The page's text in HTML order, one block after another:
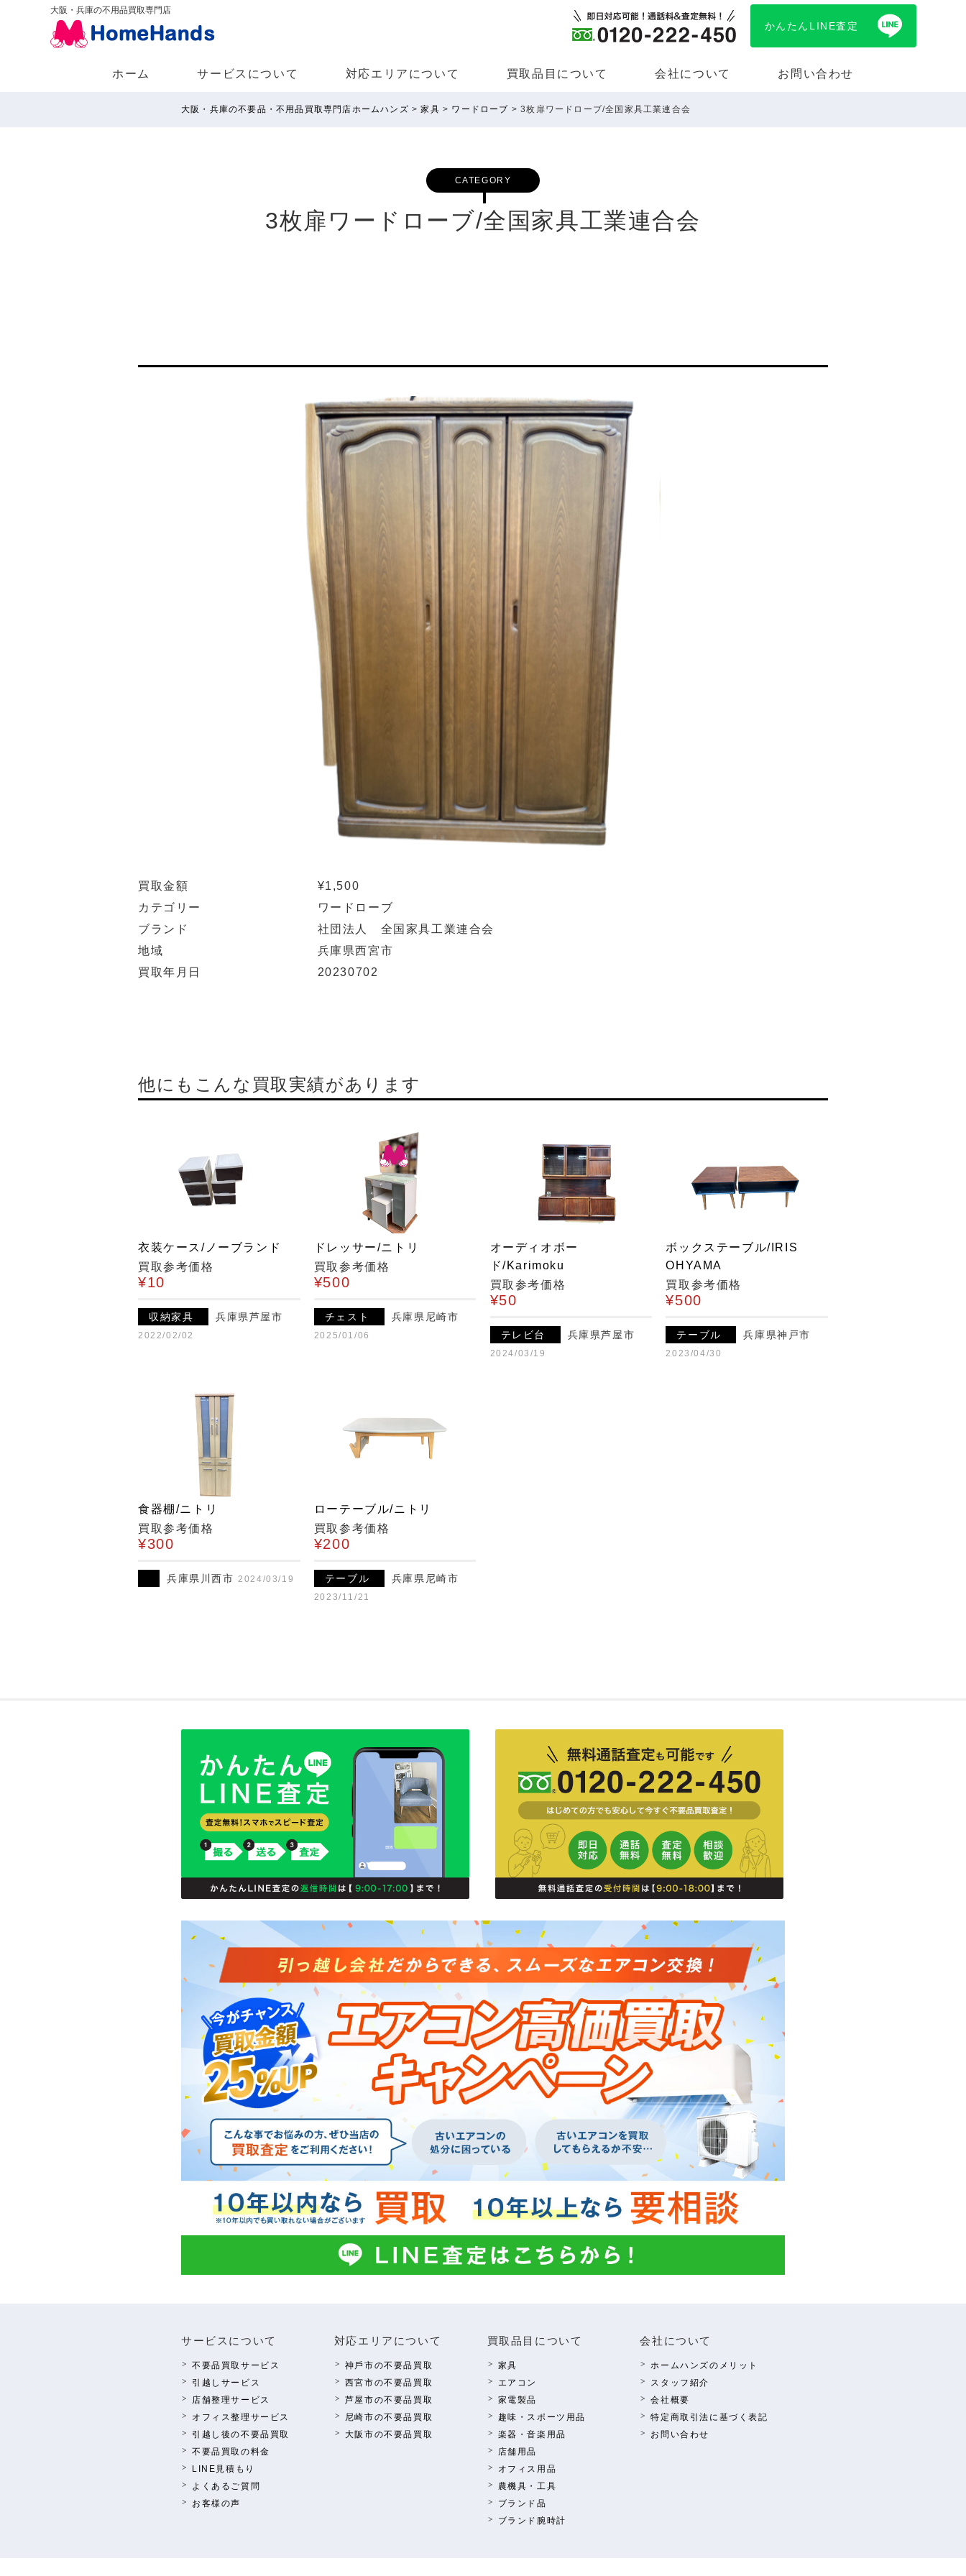
大阪・兵庫の不用品買取専門店
かんたんLINE査定
ホーム サービスについて 対応エリアについて 買取品⽬について 会社について お問い合わせ
大阪・兵庫の不要品・不用品買取専門店ホームハンズ >家具 > ワードローブ >3枚扉ワードローブ/全国家具工業連合会
CATEGORY
3枚扉ワードローブ/全国家具工業連合会
買取金額
¥1,500
カテゴリー
ワードローブ
ブランド
社団法人 全国家具工業連合会
地域
兵庫県西宮市
買取年月日
20230702
他にもこんな買取実績があります
衣装ケース/ノーブランド
買取参考価格
¥10
収納家具 兵庫県芦屋市
2022/02/02
ドレッサー/ニトリ
買取参考価格
¥500
チェスト 兵庫県尼崎市
2025/01/06
オーディオボー
ド/Karimoku
買取参考価格
¥50
テレビ台 兵庫県芦屋市
2024/03/19
ボックステーブル/IRIS
OHYAMA
買取参考価格
¥500
テーブル 兵庫県神戸市
2023/04/30
食器棚/ニトリ
買取参考価格
¥300
兵庫県川西市 2024/03/19
ローテーブル/ニトリ
買取参考価格
¥200
テーブル 兵庫県尼崎市
2023/11/21
サービスについて
不要品買取サービス
引越しサービス
店舗整理サービス
オフィス整理サービス
引越し後の不要品買取
不要品買取の料⾦
LINE⾒積もり
よくあるご質問
お客様の声
対応エリアについて
神⼾市の不要品買取
西宮市の不要品買取
芦屋市の不要品買取
尼崎市の不要品買取
⼤阪市の不要品買取
買取品⽬について
家具
エアコン
家電製品
趣味・スポーツ⽤品
楽器・⾳楽⽤品
店舗⽤品
オフィス⽤品
農機具・⼯具
ブランド品
ブランド腕時計
会社について
ホームハンズのメリット
スタッフ紹介
会社概要
特定商取引法に基づく表記
お問い合わせ